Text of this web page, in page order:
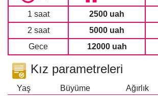
1 saat 2500 uah
2 saat
5000 uah
Gece
12000 uah
Kız parametreleri
Yaş Büyüme Ağırlık